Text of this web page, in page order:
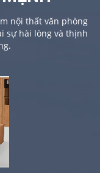
nội thất văn phòng
sự hài lòng và thịnh